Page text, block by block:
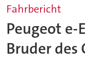
Fahrbericht
Peugeot e-
Bruder des